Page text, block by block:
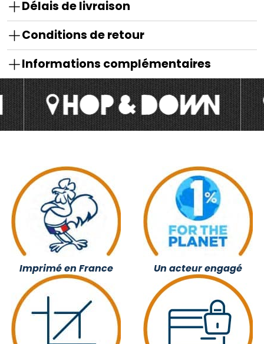
Délais de livraison
Conditions de retour
Informations complémentaires
Imprimé en France Un acteur engagé